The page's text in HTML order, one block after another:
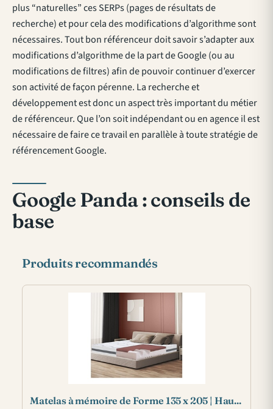
plus “naturelles” ces SERPs (pages de résultats de
recherche) et pour cela des modifications d’algorithme sont
nécessaires. Tout bon référenceur doit savoir s’adapter aux
modifications d’algorithme de la part de Google (ou au
modifications de filtres) afin de pouvoir continuer d’exercer
son activité de façon pérenne. La recherche et
développement est donc un aspect très important du métier
de référenceur. Que l’on soit indépendant ou en agence il est
nécessaire de faire ce travail en parallèle à toute stratégie de
référencement Google.
Google Panda : conseils de
base
Produits recommandés
Matelas à mémoire de Forme 135 x 205 | Hau...